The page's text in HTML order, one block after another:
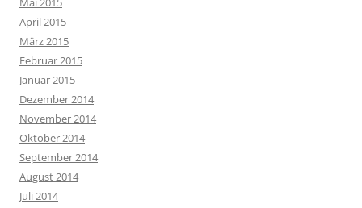
April 2015
März 2015
Februar 2015
Januar 2015
Dezember 2014
November 2014
Oktober 2014
September 2014
August 2014
Juli 2014